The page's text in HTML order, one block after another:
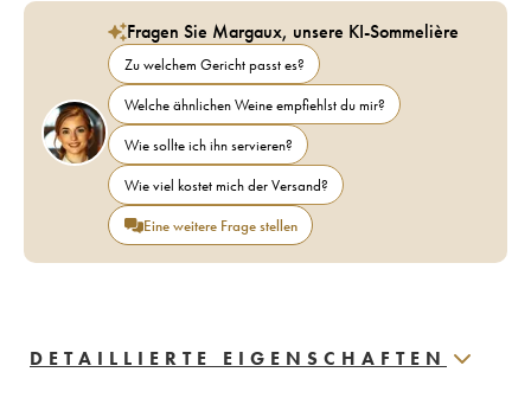
Fragen Sie Margaux, unsere KI-Sommelière
Zu welchem Gericht passt es?
Welche ähnlichen Weine empfiehlst du mir?
Wie sollte ich ihn servieren?
Wie viel kostet mich der Versand?
Eine weitere Frage stellen
DETAILLIERTE EIGENSCHAFTEN